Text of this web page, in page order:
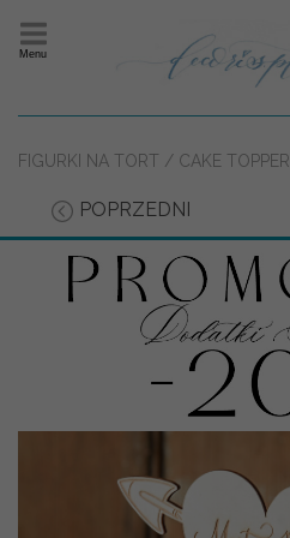
Menu
FIGURKI NA TORT / CAKE TOPPER
POPRZEDNI